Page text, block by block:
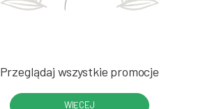
Przeglądaj wszystkie promocje
WIĘCEJ